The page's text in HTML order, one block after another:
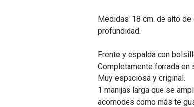
Medidas: 18 cm. de alto
profundidad.
Frente y espalda con
Completamente forrada en
Muy espaciosa y original.
1 manijas larga que se
acomodes como más te